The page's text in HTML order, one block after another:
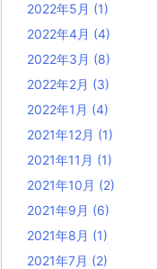
2022年5月 (1)
2022年4月 (4)
2022年3月 (8)
2022年2月 (3)
2022年1月 (4)
2021年12月 (1)
2021年11月 (1)
2021年10月 (2)
2021年9月 (6)
2021年8月 (1)
2021年7月 (2)